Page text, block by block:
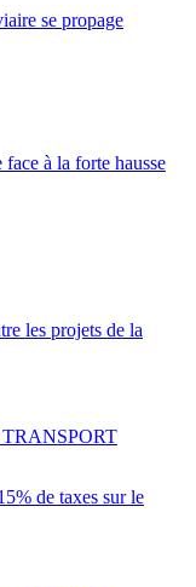
se propage
à la forte hausse
les projets de la
de taxes sur le